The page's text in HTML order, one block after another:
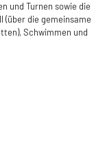
und Turnen sowie die
(über die gemeinsame
Schwimmen und